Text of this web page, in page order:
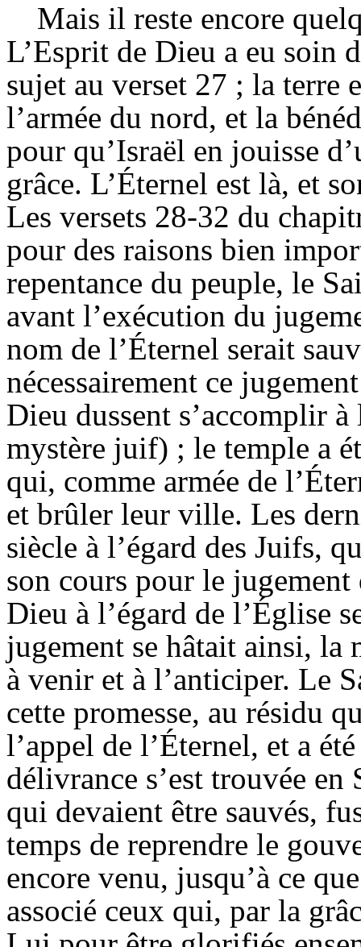
Mais il reste encore
L’Esprit de Dieu a eu soin
sujet au verset 27 ; la terre
l’armée du nord, et la
pour qu’Israël en jouisse
grâce. L’Éternel est là, et
Les versets 28-32 du
pour des raisons bien
repentance du peuple, le
avant l’exécution du
nom de l’Éternel serait
nécessairement ce
Dieu dussent s’accomplir
mystère juif) ; le temple a
qui, comme armée de
et brûler leur ville. Les
siècle à l’égard des Juifs,
son cours pour le
Dieu à l’égard de l’Église
jugement se hâtait ainsi, la
à venir et à l’anticiper. Le
cette promesse, au résidu
l’appel de l’Éternel, et a
délivrance s’est trouvée
qui devaient être sauvés,
temps de reprendre le
encore venu, jusqu’à ce
associé ceux qui, par la